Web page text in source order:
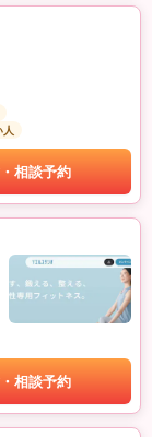
人
相談予約
相談予約